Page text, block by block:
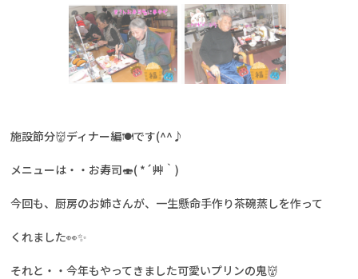
施設節分👹ディナー編🍽です(^^♪
メニューは・・お寿司🍣( *´艸｀)
今回も、厨房のお姉さんが、一生懸命手作り茶碗蒸しを作って
くれました👀✨
それと・・今年もやってきました可愛いプリンの鬼👹